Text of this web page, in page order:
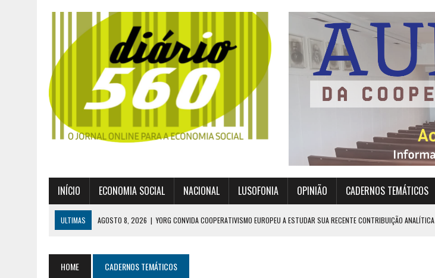
INÍCIO ECONOMIA SOCIAL NACIONAL LUSOFONIA OPINIÃO CADERNOS TEMÁTICOS
ULTIMAS AGOSTO 8, 2026 | YORG CONVIDA COOPERATIVISMO EUROPEU A ESTUDAR SUA RECENTE CONTRIBUIÇÃO ANALÍTICA
UM ENTRE MUITOS
HOME CADERNOS TEMÁTICOS